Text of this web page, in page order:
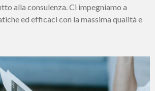
alla consulenza. Ci impegniamo a
ed efficaci con la massima qualità e